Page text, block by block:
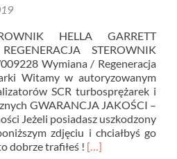
HELLA GARRETT
STEROWNIK
Wymiana / Regeneracja
Witamy w autoryzowanym
SCR turbosprężarek i
GWARANCJA JAKOŚCI –
Jeżeli posiadasz uszkodzony
zdjęciu i chciałbyś go
dobrze trafiłeś ! Read
[…]